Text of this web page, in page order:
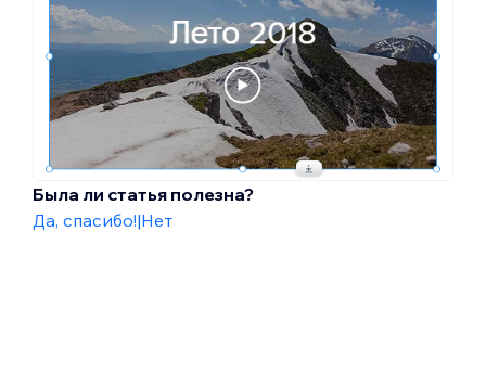
Была ли статья полезна?
Да, спасибо!|Нет